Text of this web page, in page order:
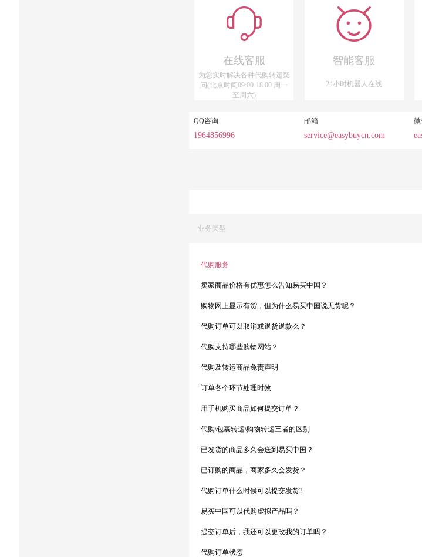
在线客服
为您实时解决各种代购转运疑
问(北京时间09:00-18:00 周一
至周六)
智能客服
24小时机器人在线
QQ咨询
1964856996
邮箱
service@easybuycn.com
业务类型
代购服务
卖家商品价格有优惠怎么告知易买中国？
购物网上显示有货，但为什么易买中国说无货呢？
代购订单可以取消或退货退款么？
代购支持哪些购物网站？
代购及转运商品免责声明
订单各个环节处理时效
用手机购买商品如何提交订单？
代购\包裹转运\购物转运三者的区别
已发货的商品多久会送到易买中国？
已订购的商品，商家多久会发货？
代购订单什么时候可以提交发货?
易买中国可以代购虚拟产品吗？
提交订单后，我还可以更改我的订单吗？
代购订单状态